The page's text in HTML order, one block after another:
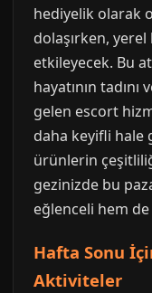
hediyelik olarak
dolaşırken,
etkileyecek. Bu
hayatının
gelen escort
daha keyifli hale
ürünlerin
gezinizde bu
eğlenceli hem
Hafta Sonu
Aktiviteler